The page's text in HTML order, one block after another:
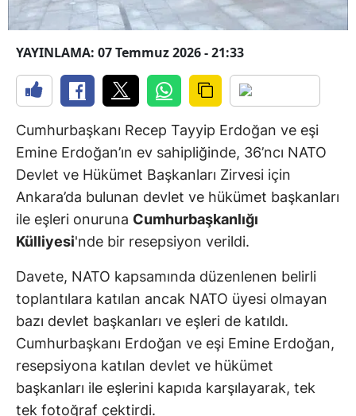
YAYINLAMA: 07 Temmuz 2026 - 21:33
Cumhurbaşkanı Recep Tayyip Erdoğan ve eşi
Emine Erdoğan’ın ev sahipliğinde, 36’ncı NATO
Devlet ve Hükümet Başkanları Zirvesi için
Ankara’da bulunan devlet ve hükümet başkanları
ile eşleri onuruna Cumhurbaşkanlığı
Külliyesi'nde bir resepsiyon verildi.
Davete, NATO kapsamında düzenlenen belirli
toplantılara katılan ancak NATO üyesi olmayan
bazı devlet başkanları ve eşleri de katıldı.
Cumhurbaşkanı Erdoğan ve eşi Emine Erdoğan,
resepsiyona katılan devlet ve hükümet
başkanları ile eşlerini kapıda karşılayarak, tek
tek fotoğraf çektirdi.